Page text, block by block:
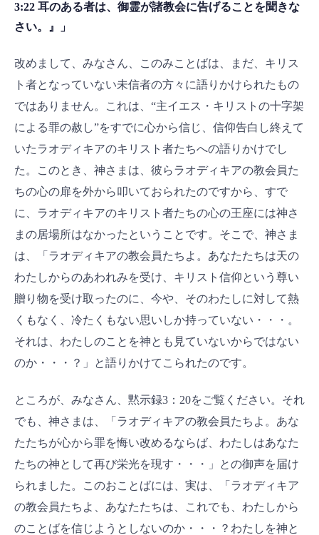
3:22 耳のある者は、御霊が諸教会に告げることを聞きな
さい。』」
改めまして、みなさん、このみことばは、まだ、キリス
ト者となっていない未信者の方々に語りかけられたもの
ではありません。これは、“主イエス・キリストの十字架
による罪の赦し”をすでに心から信じ、信仰告白し終えて
いたラオディキアのキリスト者たちへの語りかけでし
た。このとき、神さまは、彼らラオディキアの教会員た
ちの心の扉を外から叩いておられたのですから、すで
に、ラオディキアのキリスト者たちの心の王座には神さ
まの居場所はなかったということです。そこで、神さま
は、「ラオディキアの教会員たちよ。あなたたちは天の
わたしからのあわれみを受け、キリスト信仰という尊い
贈り物を受け取ったのに、今や、そのわたしに対して熱
くもなく、冷たくもない思いしか持っていない・・・。
それは、わたしのことを神とも見ていないからではない
のか・・・？」と語りかけてこられたのです。
ところが、みなさん、黙示録3：20をご覧ください。それ
でも、神さまは、「ラオディキアの教会員たちよ。あな
たたちが心から罪を悔い改めるならば、わたしはあなた
たちの神として再び栄光を現す・・・」との御声を届け
られました。このおことばには、実は、「ラオディキア
の教会員たちよ、あなたたちは、これでも、わたしから
のことばを信じようとしないのか・・・？わたしを神と